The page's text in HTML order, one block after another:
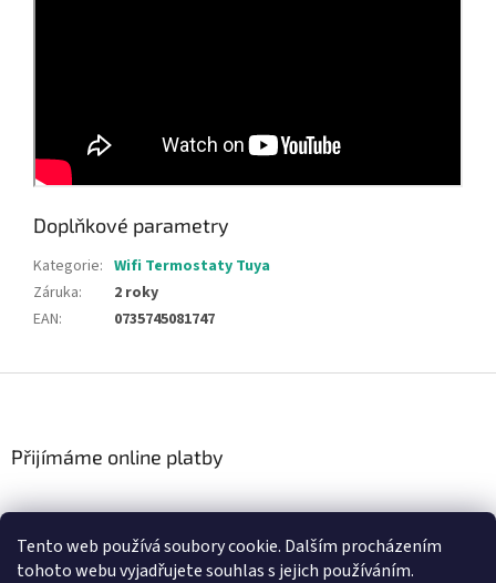
Tento web používá soubory cookie. Dalším procházením
tohoto webu vyjadřujete souhlas s jejich používáním.
Doplňkové parametry
Kategorie: Wifi Termostaty Tuya
Záruka:
2 roky
EAN: 0735745081747
í
Přijímáme online platby